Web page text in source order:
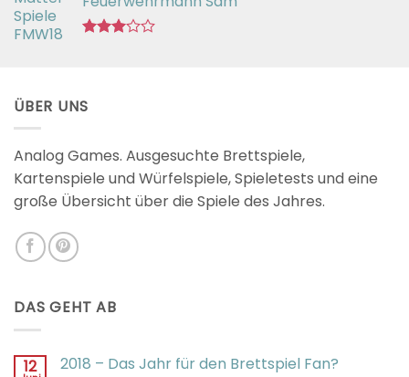
von 5
ÜBER UNS
Analog Games. Ausgesuchte Brettspiele,
Kartenspiele und Würfelspiele, Spieletests und eine
große Übersicht über die Spiele des Jahres.
DAS GEHT AB
12 2018 – Das Jahr für den Brettspiel Fan?